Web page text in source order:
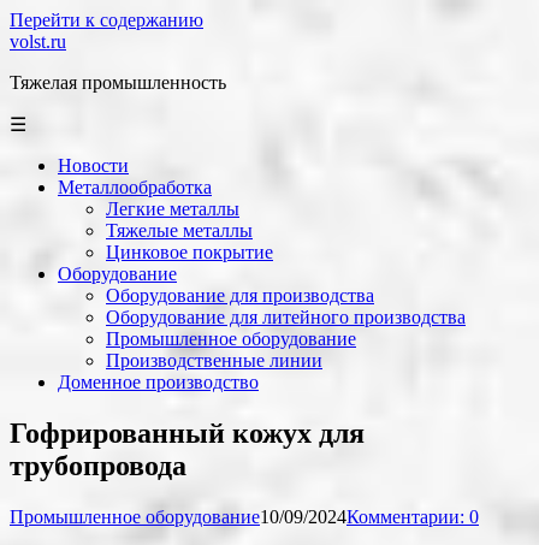
Перейти к содержанию
volst.ru
Тяжелая промышленность
☰
Новости
Металлообработка
Легкие металлы
Тяжелые металлы
Цинковое покрытие
Оборудование
Оборудование для производства
Оборудование для литейного производства
Промышленное оборудование
Производственные линии
Доменное производство
Гофрированный кожух для
трубопровода
Промышленное оборудование10/09/2024Комментарии: 0